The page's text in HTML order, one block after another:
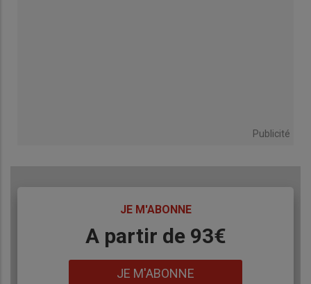
Publicité
JE M'ABONNE
A partir de 93€
JE M'ABONNE